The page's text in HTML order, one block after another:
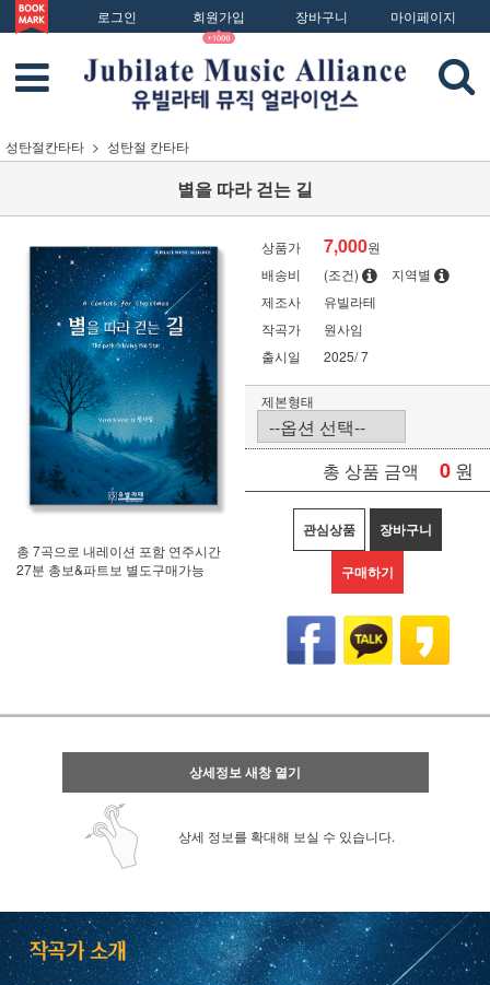
로그인 회원가입 장바구니 마이페이지
성탄절칸타타 성탄절 칸타타
별을 따라 걷는 길
총 7곡으로 내레이션 포함 연주시간
27분 총보&파트보 별도구매가능
상품가 7,000원
배송비
(조건)
지역별
제조사
유빌라테
작곡가
원사임
출시일
2025/ 7
제본형태
총 상품 금액 0 원
관심상품 장바구니
구매하기
상세정보 새창 열기
상세 정보를 확대해 보실 수 있습니다.